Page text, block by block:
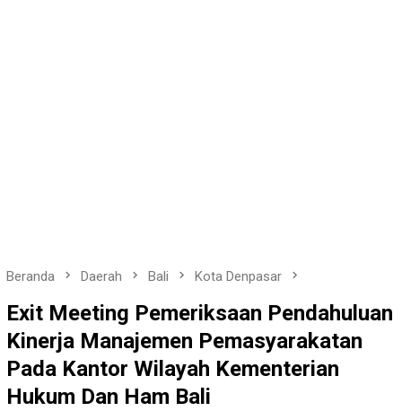
Beranda Daerah Bali Kota Denpasar
Exit Meeting Pemeriksaan Pendahuluan
Kinerja Manajemen Pemasyarakatan
Pada Kantor Wilayah Kementerian
Hukum Dan Ham Bali